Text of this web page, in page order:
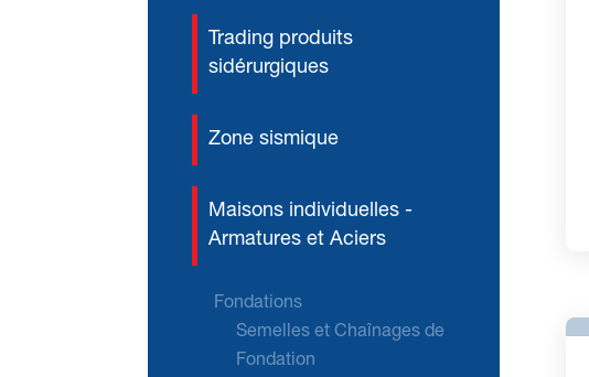
Trading produits
sidérurgiques
Zone sismique
Maisons individuelles -
Armatures et Aciers
Fondations
Semelles et Chaînages de
Fondation